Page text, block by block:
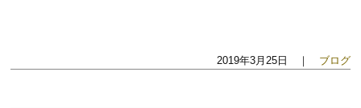
2019年3月25日 ｜ ブログ